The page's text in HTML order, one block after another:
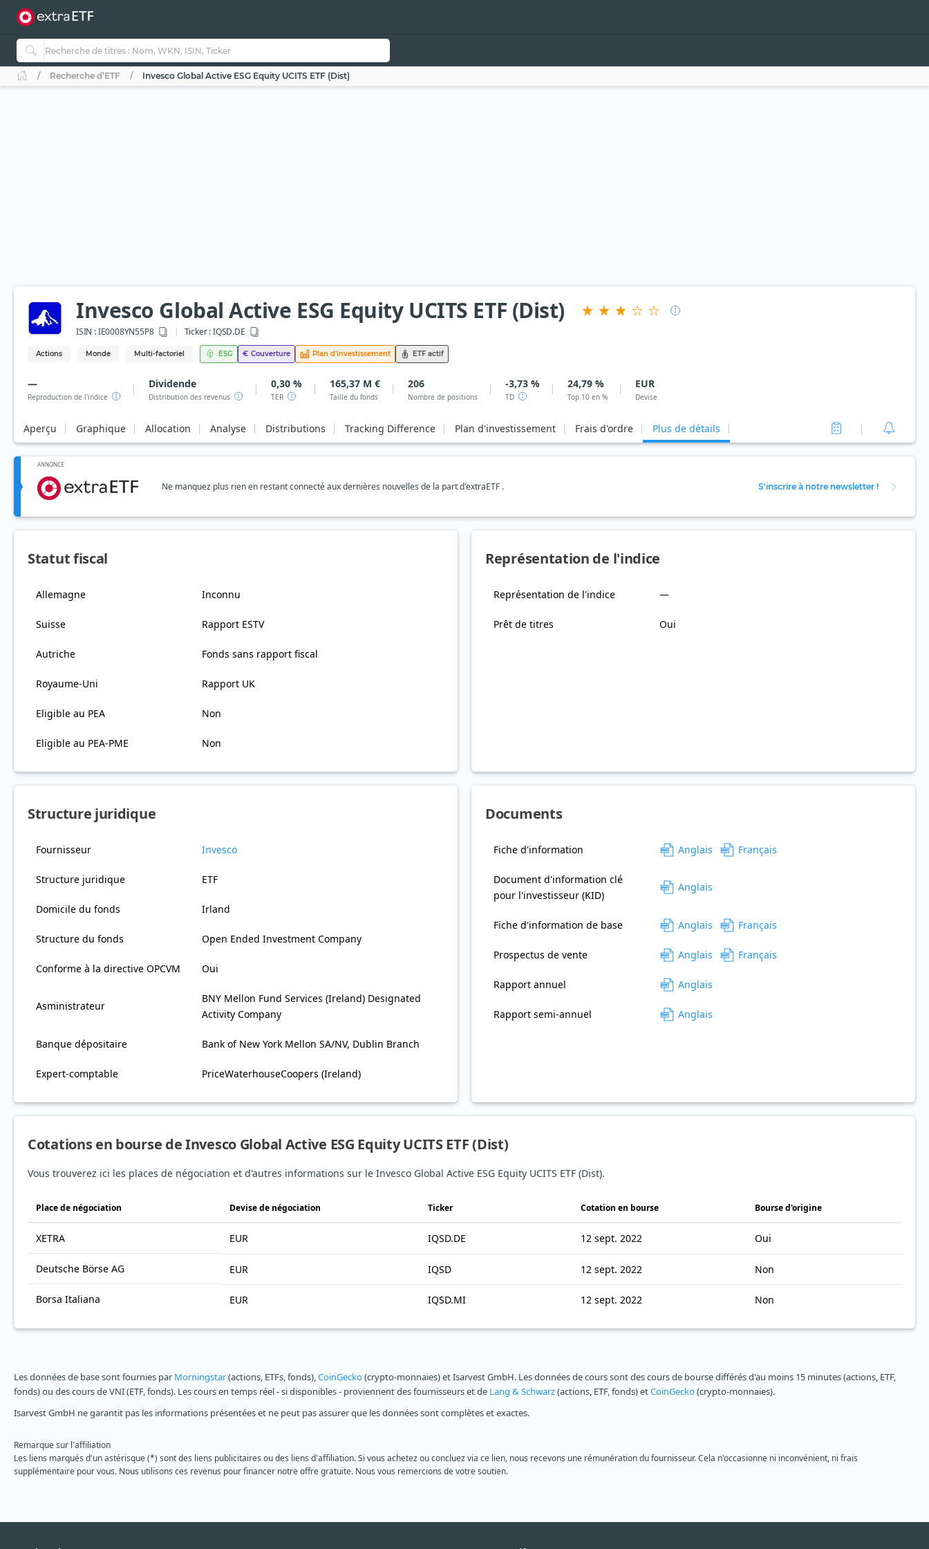
Recherche d’ETF Invesco Global Active ESG Equity UCITS ETF (Dist)
Invesco Global Active ESG Equity UCITS ETF (Dist)
ISIN :IE0008YN55P8 Ticker :IQSD.DE
Actions Monde Multi-factoriel ESG € Couverture Plan d'investissement ETF actif
—
Reproduction de l'indice
Dividende
Distribution des revenus
0,30 %
TER
165,37 M €
Taille du fonds
206
Nombre de positions
-3,73 %
TD
24,79 %
Top 10 en %
EUR
Devise
Aperçu Graphique Allocation Analyse Distributions Tracking Difference Plan d'investissement Frais d'ordre Plus de détails
ANNONCE
Ne manquez plus rien en restant connecté aux dernières nouvelles de la part d'extraETF . S'inscrire à notre newsletter !
Statut fiscal
Allemagne Inconnu
Suisse Rapport ESTV
Autriche Fonds sans rapport fiscal
Royaume-Uni Rapport UK
Eligible au PEA Non
Eligible au PEA-PME Non
Représentation de l'indice
Représentation de l'indice —
Prêt de titres Oui
Structure juridique
Fournisseur Invesco
Structure juridique ETF
Domicile du fonds Irland
Structure du fonds Open Ended Investment Company
Conforme à la directive OPCVM Oui
Asministrateur
BNY Mellon Fund Services (Ireland) Designated
Activity Company
Banque dépositaire Bank of New York Mellon SA/NV, Dublin Branch
Expert-comptable PriceWaterhouseCoopers (Ireland)
Documents
Fiche d'information Anglais Français
Document d'information clé
pour l'investisseur (KID)
Anglais
Fiche d'information de base Anglais Français
Prospectus de vente Anglais Français
Rapport annuel Anglais
Rapport semi-annuel Anglais
Cotations en bourse de Invesco Global Active ESG Equity UCITS ETF (Dist)
Vous trouverez ici les places de négociation et d'autres informations sur le Invesco Global Active ESG Equity UCITS ETF (Dist).
Place de négociation Devise de négociation Ticker Cotation en bourse Bourse d'origine
XETRA EUR IQSD.DE 12 sept. 2022 Oui
Deutsche Börse AG EUR IQSD 12 sept. 2022 Non
Borsa Italiana EUR IQSD.MI 12 sept. 2022 Non
Les données de base sont fournies par Morningstar(actions, ETFs, fonds),CoinGecko(crypto-monnaies) et Isarvest GmbH. Les données de cours sont des cours de bourse différés d'au moins 15 minutes (actions, ETF,
fonds) ou des cours de VNI (ETF, fonds). Les cours en temps réel - si disponibles - proviennent des fournisseurs et de Lang & Schwarz(actions, ETF, fonds) etCoinGecko(crypto-monnaies).
Isarvest GmbH ne garantit pas les informations présentées et ne peut pas assurer que les données sont complètes et exactes.
Remarque sur l'affiliation
Les liens marqués d'un astérisque (*) sont des liens publicitaires ou des liens d'affiliation. Si vous achetez ou concluez via ce lien, nous recevons une rémunération du fournisseur. Cela n'occasionne ni inconvénient, ni frais
supplémentaire pour vous. Nous utilisons ces revenus pour financer notre offre gratuite. Nous vous remercions de votre soutien.